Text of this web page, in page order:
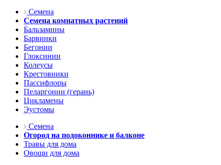
Семена
Семена комнатных растений
Бальзамины
Барвинки
Бегонии
Глоксинии
Колеусы
Крестовники
Пассифлоры
Пеларгонии (герань)
Цикламены
Эустомы
Семена
Огород на подоконнике и балконе
Травы для дома
Овощи для дома